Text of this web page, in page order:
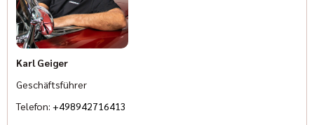
Karl Geiger
Geschäftsführer
Telefon: +498942716413